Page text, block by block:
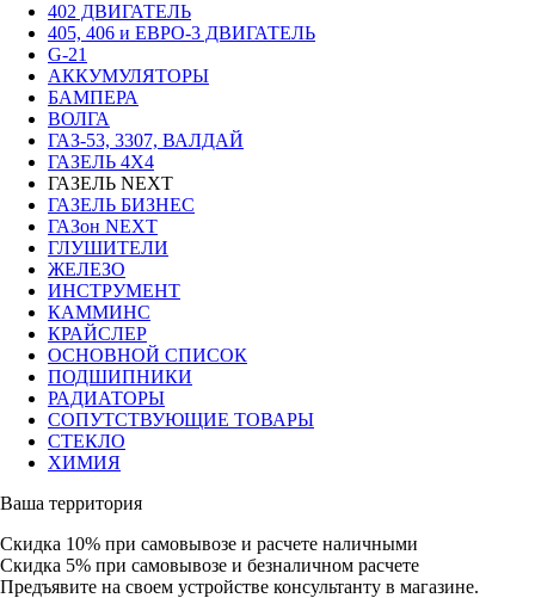
402 ДВИГАТЕЛЬ
405, 406 и ЕВРО-3 ДВИГАТЕЛЬ
G-21
АККУМУЛЯТОРЫ
БАМПЕРА
ВОЛГА
ГАЗ-53, 3307, ВАЛДАЙ
ГАЗЕЛЬ 4Х4
ГАЗЕЛЬ NEXT
ГАЗЕЛЬ БИЗНЕС
ГАЗон NEXT
ГЛУШИТЕЛИ
ЖЕЛЕЗО
ИНСТРУМЕНТ
КАММИНС
КРАЙСЛЕР
ОСНОВНОЙ СПИСОК
ПОДШИПНИКИ
РАДИАТОРЫ
СОПУТСТВУЮЩИЕ ТОВАРЫ
СТЕКЛО
ХИМИЯ
Ваша территория
Скидка 10% при самовывозе и расчете наличными
Скидка 5% при самовывозе и безналичном расчете
Предъявите на своем устройстве консультанту в магазине.